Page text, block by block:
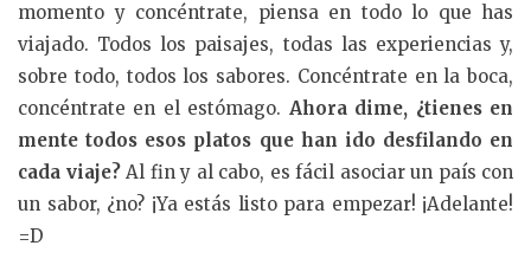
momento y concéntrate, piensa en todo lo que has
viajado. Todos los paisajes, todas las experiencias y,
sobre todo, todos los sabores. Concéntrate en la boca,
concéntrate en el estómago. Ahora dime, ¿tienes en
mente todos esos platos que han ido desfilando en
cada viaje?Al fin y al cabo, es fácil asociar un país con
un sabor, ¿no? ¡Ya estás listo para empezar! ¡Adelante!
=D